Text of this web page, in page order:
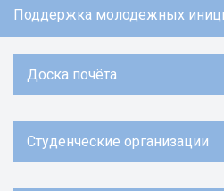
Поддержка молодежных
Доска почёта
Студенческие организации